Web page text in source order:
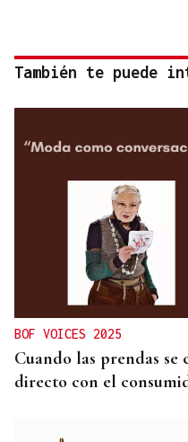
También te puede
BOF VOICES 2025
Cuando las prendas
directo con el